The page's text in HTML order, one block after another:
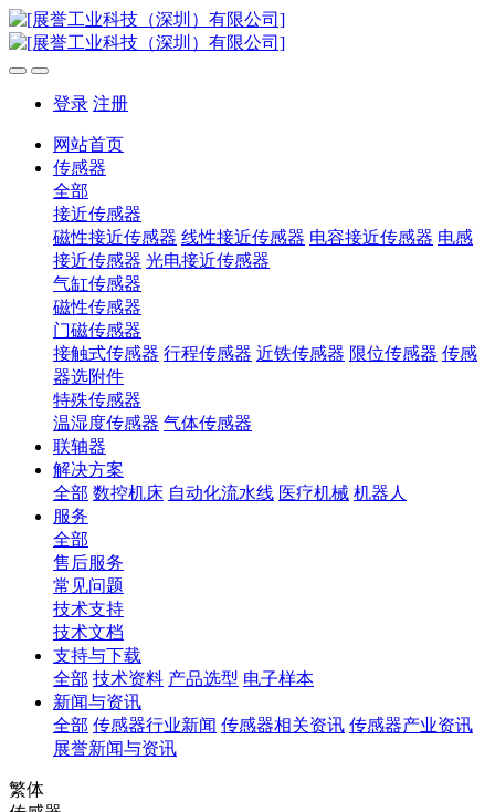
登录 注册
网站首页
传感器
全部
接近传感器
磁性接近传感器 线性接近传感器 电容接近传感器 电感
接近传感器 光电接近传感器
气缸传感器
磁性传感器
门磁传感器
接触式传感器 行程传感器 近铁传感器 限位传感器 传感
器选附件
特殊传感器
温湿度传感器 气体传感器
联轴器
解决方案
全部 数控机床 自动化流水线 医疗机械 机器人
服务
全部
售后服务
常见问题
技术支持
技术文档
支持与下载
全部 技术资料 产品选型 电子样本
新闻与资讯
全部 传感器行业新闻 传感器相关资讯 传感器产业资讯
展誉新闻与资讯
繁体